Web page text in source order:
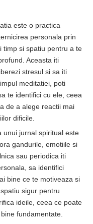
este o practica
personala prin
timp si spatiu pentru a te
Aceasta iti
stresul si sa iti
meditatiei, poti
te identifici cu ele, ceea
de a alege reactii mai
dificile.
unui jurnal spiritual este
gandurile, emotiile si
sau periodica iti
sa identifici
bine ce te motiveaza si
sigur pentru
ideile, ceea ce poate
fundamentate.